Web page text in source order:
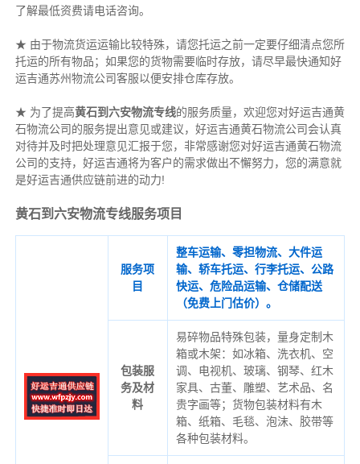
了解最低资费请电话咨询。
★ 由于物流货运运输比较特殊，请您托运之前一定要仔细清点您所
托运的所有物品；如果您的货物需要临时存放，请尽早最快通知好
运吉通苏州物流公司客服以便安排仓库存放。
★ 为了提高黄石到六安物流专线的服务质量，欢迎您对好运吉通黄
石物流公司的服务提出意见或建议，好运吉通黄石物流公司会认真
对待并及时把处理意见汇报于您，非常感谢您对好运吉通黄石物流
公司的支持，好运吉通将为客户的需求做出不懈努力，您的满意就
是好运吉通供应链前进的动力!
黄石到六安物流专线服务项目
服务项
目
整车运输、零担物流、大件运
输、轿车托运、行李托运、公路
快运、危险品运输、仓储配送
（免费上门估价）。
包装服
务及材
料
易碎物品特殊包装，量身定制木
箱或木架：如冰箱、洗衣机、空
调、电视机、玻璃、钢琴、红木
家具、古董、雕塑、艺术品、名
贵字画等；货物包装材料有木
箱、纸箱、毛毯、泡沫、胶带等
各种包装材料。